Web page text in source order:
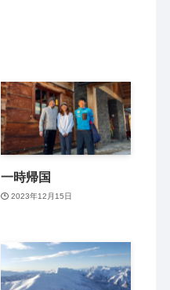
一時帰国
2023年12月15日